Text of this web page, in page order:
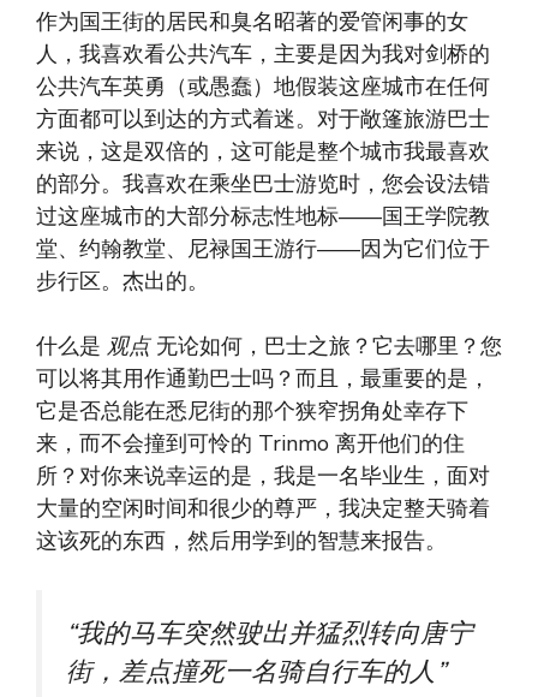
作为国王街的居民和臭名昭著的爱管闲事的女
人，我喜欢看公共汽车，主要是因为我对剑桥的
公共汽车英勇（或愚蠢）地假装这座城市在任何
方面都可以到达的方式着迷。对于敞篷旅游巴士
来说，这是双倍的，这可能是整个城市我最喜欢
的部分。我喜欢在乘坐巴士游览时，您会设法错
过这座城市的大部分标志性地标——国王学院教
堂、约翰教堂、尼禄国王游行——因为它们位于
步行区。杰出的。
什么是 观点无论如何，巴士之旅？它去哪里？您
可以将其用作通勤巴士吗？而且，最重要的是，
它是否总能在悉尼街的那个狭窄拐角处幸存下
来，而不会撞到可怜的 Trinmo 离开他们的住
所？对你来说幸运的是，我是一名毕业生，面对
大量的空闲时间和很少的尊严，我决定整天骑着
这该死的东西，然后用学到的智慧来报告。
“我的马车突然驶出并猛烈转向唐宁
街，差点撞死一名骑自行车的人 ”